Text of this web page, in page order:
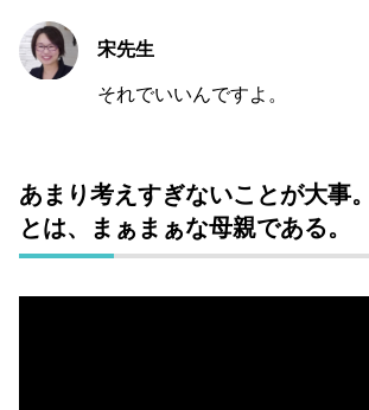
宋先生
それでいいんですよ。
あまり考えすぎないことが大事
とは、まぁまぁな母親である。